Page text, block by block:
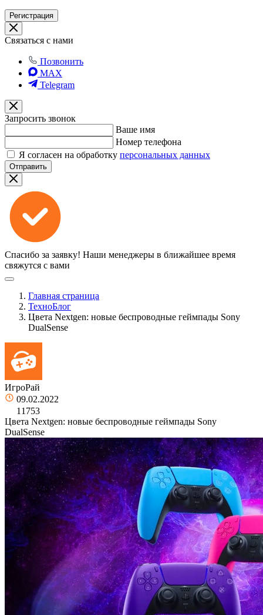
Регистрация
Связаться с нами
Позвонить
MAX
Telegram
Запросить звонок
Ваше имя
Номер телефона
Я согласен на обработку персональных данных
Отправить
Спасибо за заявку! Наши менеджеры в ближайшее время
свяжутся с вами
Главная страница
ТехноБлог
Цвета Nextgen: новые беспроводные геймпады Sony
DualSense
ИгроРай
09.02.2022
11753
Цвета Nextgen: новые беспроводные геймпады Sony
DualSense